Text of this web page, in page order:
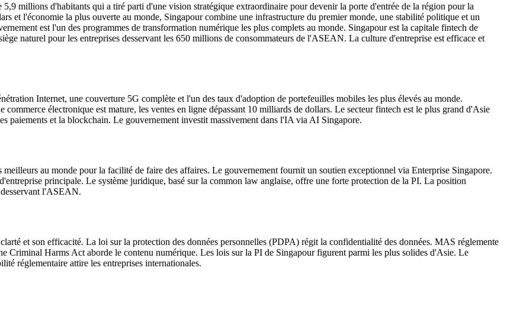
millions d'habitants qui a tiré parti d'une vision stratégique extraordinaire pour devenir la porte d'entrée de la région pour la
et l'économie la plus ouverte au monde, Singapour combine une infrastructure du premier monde, une stabilité politique et un
est l'un des programmes de transformation numérique les plus complets au monde. Singapour est la capitale fintech de
naturel pour les entreprises desservant les 650 millions de consommateurs de l'ASEAN. La culture d'entreprise est efficace et
Internet, une couverture 5G complète et l'un des taux d'adoption de portefeuilles mobiles les plus élevés au monde.
électronique est mature, les ventes en ligne dépassant 10 milliards de dollars. Le secteur fintech est le plus grand d'Asie
paiements et la blockchain. Le gouvernement investit massivement dans l'IA via AI Singapore.
au monde pour la facilité de faire des affaires. Le gouvernement fournit un soutien exceptionnel via Enterprise Singapore.
principale. Le système juridique, basé sur la common law anglaise, offre une forte protection de la PI. La position
l'ASEAN.
et son efficacité. La loi sur la protection des données personnelles (PDPA) régit la confidentialité des données. MAS réglemente
Criminal Harms Act aborde le contenu numérique. Les lois sur la PI de Singapour figurent parmi les plus solides d'Asie. Le
réglementaire attire les entreprises internationales.